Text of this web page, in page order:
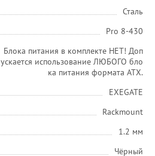
Сталь
Pro 8-430
Блока питания в комплекте НЕТ! Доп
ускается использование ЛЮБОГО бло
ка питания формата ATX.
EXEGATE
Rackmount
1.2 мм
Чёрный